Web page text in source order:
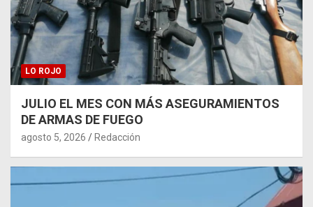
LO ROJO
JULIO EL MES CON MÁS ASEGURAMIENTOS
DE ARMAS DE FUEGO
agosto 5, 2026 Redacción